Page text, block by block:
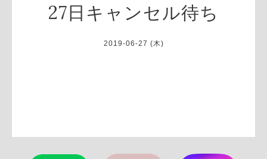
27日キャンセル待ち
2019-06-27 (木)